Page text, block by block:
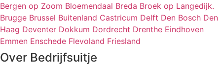
Bergen op Zoom Bloemendaal Breda Broek op Langedijk.
Brugge Brussel Buitenland Castricum Delft Den Bosch Den
Haag Deventer Dokkum Dordrecht Drenthe Eindhoven
Emmen Enschede Flevoland Friesland
Over Bedrijfsuitje